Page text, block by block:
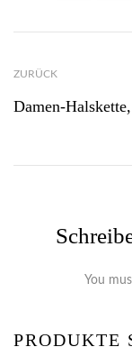
PRODUKTE
ZURÜCK
You